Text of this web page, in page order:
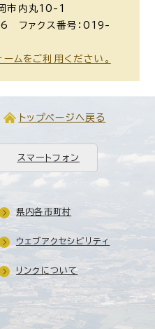
内丸10-1
ファクス番号：019-
ムをご利用ください。
トップページへ戻る
スマートフォン
県内各市町村
ウェブアクセシビリティ
リンクについて